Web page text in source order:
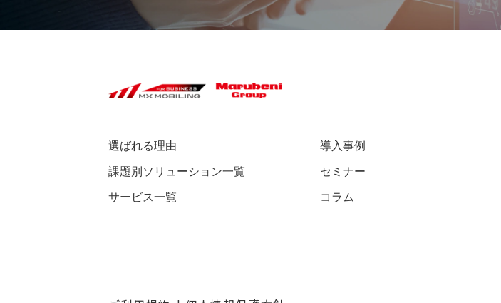
選ばれる理由
課題別ソリューション一覧
サービス一覧
導入事例
セミナー
コラム